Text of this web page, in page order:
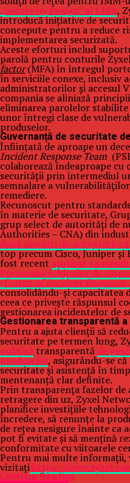
„Secure by Design” al CISA,
introducă inițiative de
concepute pentru a reduce
implementarea securizată.
Aceste eforturi includ
parolă pentru conturile
factor(MFA) în întregul
în serviciile conexe, inclusiv
administratorilor și accesul
compania se aliniază
eliminarea parolelor
unor întregi clase de
produselor.
Guvernanță de securitate
Înființată de aproape un
Incident Response Team
colaborează îndeaproape
securității prin intermediul
semnalare a
remediere.
Recunoscut pentru
în materie de securitate,
grup select de autorități de
Authorities – CNA) din
două niveluri de acceptare
top precum Cisco, Juniper și
fost recent aprobat ca
Forumului echipelor de
(Forum of Incident
consolidându-și capacitatea
ceea ce privește răspunsul
gestionarea incidentelor de
Gestionarea transparentă
Pentru a ajuta clienții să
securitate pe termen lung,
politică transparentă de
produselor, asigurându-se
securitate și asistență în
mentenanță clar definite.
Prin transparența fazelor de
retragere din uz, Zyxel
planifice investițiile
încredere, să renunțe la
de rețea nesigure înainte ca
pot fi evitate și să mențină
conformitate cu viitoarele
Pentru mai multe informații,
vizitațihttps://
Continue Reading